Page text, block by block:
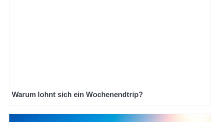
Warum lohnt sich ein Wochenendtrip?